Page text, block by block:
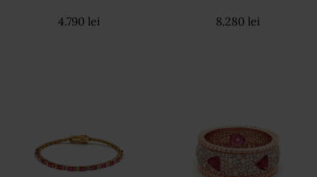
4.790 lei 8.280 lei